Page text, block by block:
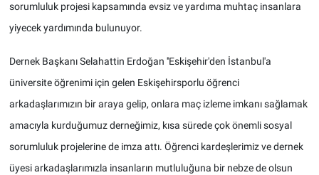
sorumluluk projesi kapsamında evsiz ve yardıma muhtaç insanlara
yiyecek yardımında bulunuyor.
Dernek Başkanı Selahattin Erdoğan ''Eskişehir'den İstanbul'a
üniversite öğrenimi için gelen Eskişehirsporlu öğrenci
arkadaşlarımızın bir araya gelip, onlara maç izleme imkanı sağlamak
amacıyla kurduğumuz derneğimiz, kısa sürede çok önemli sosyal
sorumluluk projelerine de imza attı. Öğrenci kardeşlerimiz ve dernek
üyesi arkadaşlarımızla insanların mutluluğuna bir nebze de olsun